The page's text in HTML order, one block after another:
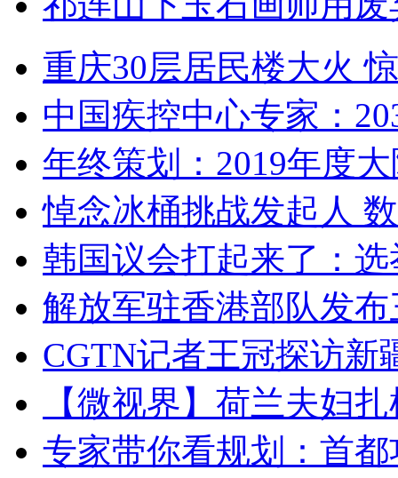
重庆30层居民楼大火
中国疾控中心专家：
年终策划：2019年度
悼念冰桶挑战发起人
韩国议会打起来了：
解放军驻香港部队发
CGTN记者王冠探访新
【微视界】荷兰夫妇
专家带你看规划：首